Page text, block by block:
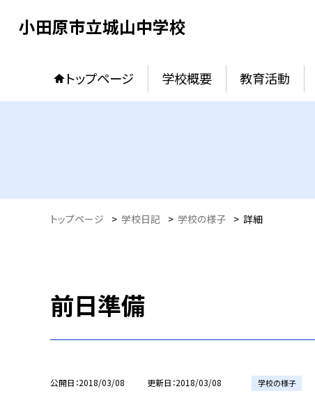
小田原市立城山中学校
トップページ 学校概要 教育活動
トップページ > 学校日記 > 学校の様子 > 詳細
前日準備
公開日 2018/03/08 更新日 2018/03/08 学校の様子